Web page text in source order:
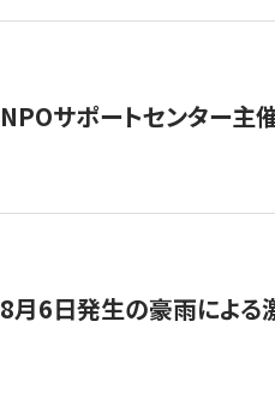
NPOサポートセンター主
8月6日発生の豪雨による